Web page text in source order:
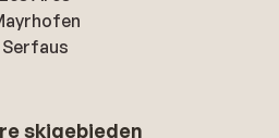
Serfaus
skigebieden